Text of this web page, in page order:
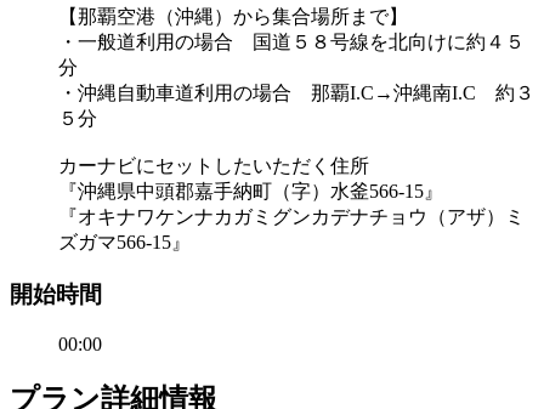
【那覇空港（沖縄）から集合場所まで】
・一般道利用の場合 国道５８号線を北向けに約４５
分
・沖縄自動車道利用の場合 那覇I.C→沖縄南I.C 約３
５分
カーナビにセットしたいただく住所
『沖縄県中頭郡嘉手納町（字）水釜566-15』
『オキナワケンナカガミグンカデナチョウ（アザ）ミ
ズガマ566-15』
開始時間
00:00
プラン詳細情報